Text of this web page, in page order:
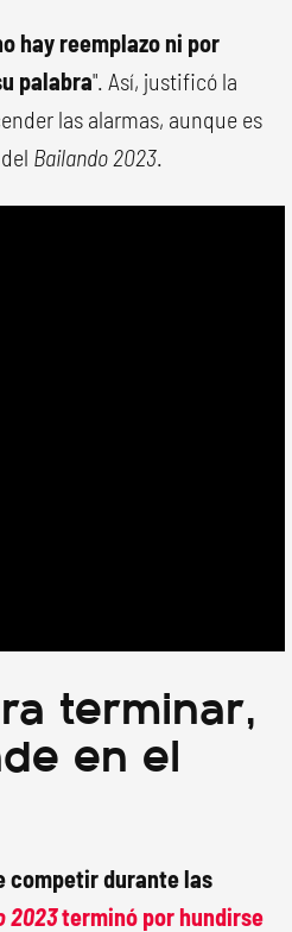
hay reemplazo ni por
palabra". Así, justificó la
las alarmas, aunque es
Bailando 2023.
terminar,
en el
competir durante las
2023terminó por hundirse